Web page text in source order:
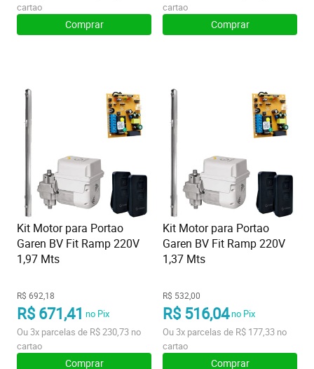
cartao
Comprar
cartao
Comprar
Kit Motor para Portao
Garen BV Fit Ramp 220V
1,97 Mts
R$ 692,18
R$ 671,41 no Pix
Ou3x parcelas de R$ 230,73 no
cartao
Comprar
Kit Motor para Portao
Garen BV Fit Ramp 220V
1,37 Mts
R$ 532,00
R$ 516,04no Pix
Ou3x parcelas de R$ 177,33 no
cartao
Comprar